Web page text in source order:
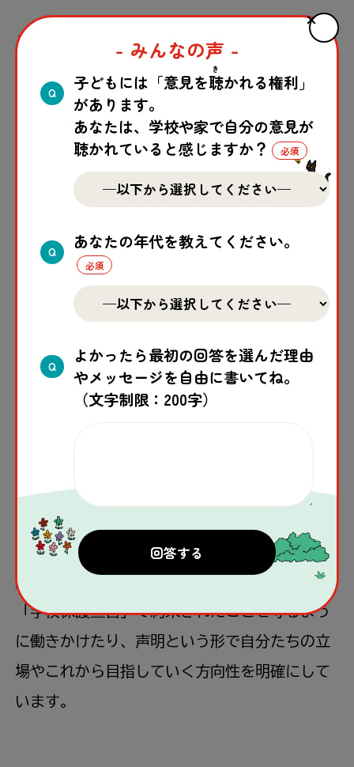
このように、OICはICESCOを通じて加盟国の協
力を強めながら、学校を攻撃から守り、子ども
たちの学ぶ権利を守る立場を明確にしていま
す。紛争の影響を受ける地域が多い中で、この
ように教育の安全を重視するOICやICESCOの姿
勢はとても大切です。
まとめ
を思い描ける環境を守ることは、子どもたちの
大切な願いです。
「学校保護宣言」では、その願いを実現するた
を各国に求めています。また、アフリカ連合
（AU）、欧州連合（EU）、イスラム協力機構
（OIC）のように、地域や宗教のつながりから
設立された機関も、紛争中にある国々に対して
「学校保護宣言」で約束されたことを守るよう
に働きかけたり、声明という形で自分たちの立
場やこれから目指していく方向性を明確にして
います。
- みんなの声 -
Q
子どもには「意見を聴
き
かれる権利」
があります。
あなたは、学校や家で自分の意見が
聴かれていると感じますか？
Q
あなたの年代を教えてください。
Q
よかったら最初の回答を選んだ理由
やメッセージを自由に書いてね。
（文字制限：200字）